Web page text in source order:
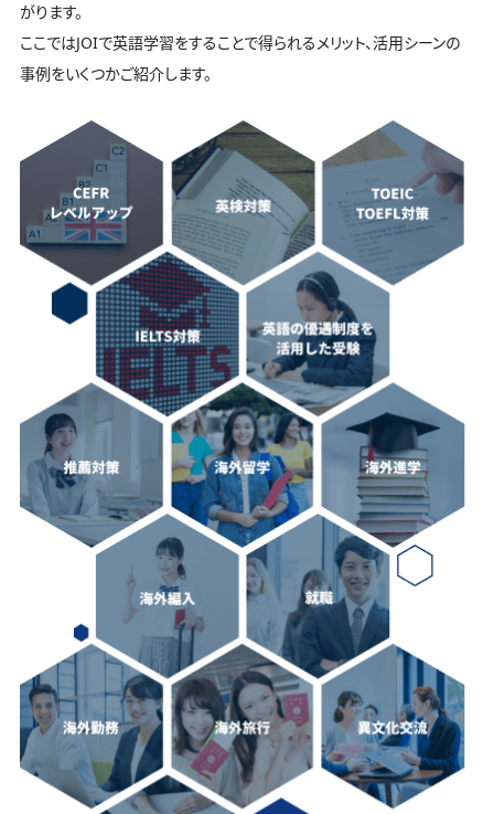
がります。
ここではJOIで英語学習をすることで得られるメリット、活用シーンの
事例をいくつかご紹介します。